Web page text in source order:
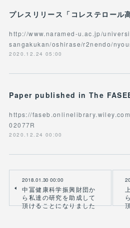
http://www.naramed-u.ac.jp/
sangakukan/oshirase/r2nendo/
2020.12.24 05:00
Paper published in The
https://
02077R
2020.12.24 00:00
2018.01.30 00:00
中冨健康科学振興財団か
ら私達の研究を助成して
頂けることになりました